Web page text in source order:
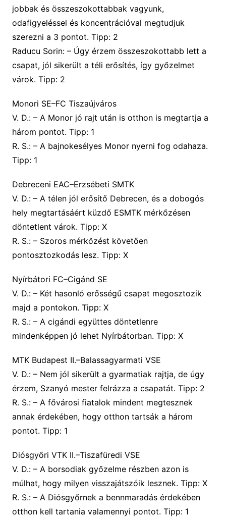
jobbak és összeszokottabbak vagyunk,
odafigyeléssel és koncentrációval megtudjuk
szerezni a 3 pontot. Tipp: 2
Raducu Sorin: –Úgy érzem összeszokottabb lett a
csapat, jól sikerült a téli erősítés, így győzelmet
várok. Tipp: 2
Monori SE–FC Tiszaújváros
V. D.:– A Monor jó rajt után is otthon is megtartja a
három pontot. Tipp: 1
R. S.:– A bajnokesélyes Monor nyerni fog odahaza.
Tipp: 1
Debreceni EAC–Erzsébeti SMTK
V. D.:– A télen jól erősítő Debrecen, és a dobogós
hely megtartásáért küzdő ESMTK mérkőzésen
döntetlent várok. Tipp: X
R. S.:– Szoros mérkőzést követően
pontosztozkodás lesz. Tipp: X
Nyírbátori FC–Cigánd SE
V. D.:– Két hasonló erősségű csapat megosztozik
majd a pontokon. Tipp: X
R. S.:– A cigándi együttes döntetlenre
mindenképpen jó lehet Nyírbátorban. Tipp: X
MTK Budapest II.–Balassagyarmati VSE
V. D.:– Nem jól sikerült a gyarmatiak rajtja, de úgy
érzem, Szanyó mester felrázza a csapatát. Tipp: 2
R. S.:– A fővárosi fiatalok mindent megtesznek
annak érdekében, hogy otthon tartsák a három
pontot. Tipp: 1
Diósgyőri VTK II.–Tiszafüredi VSE
V. D.:– A borsodiak győzelme részben azon is
múlhat, hogy milyen visszajátszóik lesznek. Tipp: X
R. S.:– A Diósgyőrnek a bennmaradás érdekében
otthon kell tartania valamennyi pontot. Tipp: 1